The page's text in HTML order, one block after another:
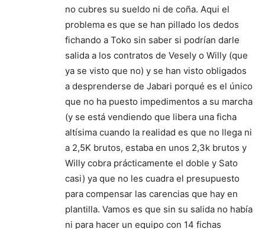
no cubres su sueldo ni de coña. Aqui el
problema es que se han pillado los dedos
fichando a Toko sin saber si podrían darle
salida a los contratos de Vesely o Willy (que
ya se visto que no) y se han visto obligados
a desprenderse de Jabari porqué es el único
que no ha puesto impedimentos a su marcha
(y se está vendiendo que libera una ficha
altísima cuando la realidad es que no llega ni
a 2,5K brutos, estaba en unos 2,3k brutos y
Willy cobra prácticamente el doble y Sato
casi) ya que no les cuadra el presupuesto
para compensar las carencias que hay en
plantilla. Vamos es que sin su salida no había
ni para hacer un equipo con 14 fichas